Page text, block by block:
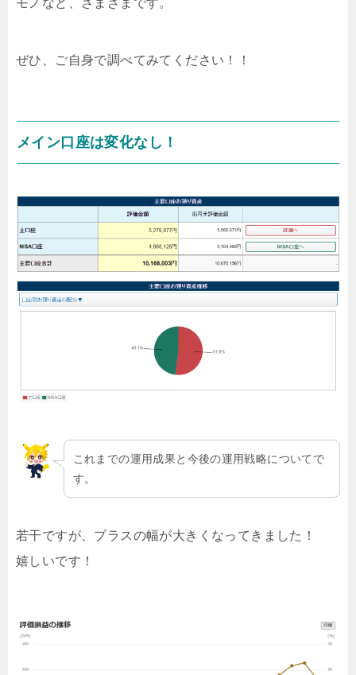
ぜひ、ご自身で調べてみてください！！
メイン口座は変化なし！
これまでの運用成果と今後の運用戦略についてで
す。
若干ですが、プラスの幅が大きくなってきました！
嬉しいです！